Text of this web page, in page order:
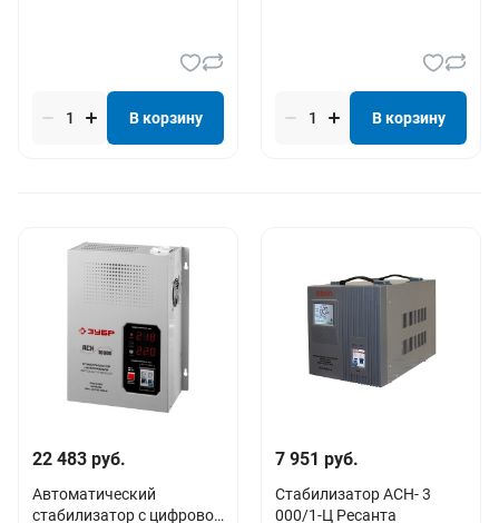
В корзину В корзину
22 483 руб.
Автоматический
стабилизатор с цифровой
7 951 руб.
Стабилизатор АСН- 3
000/1-Ц Ресанта